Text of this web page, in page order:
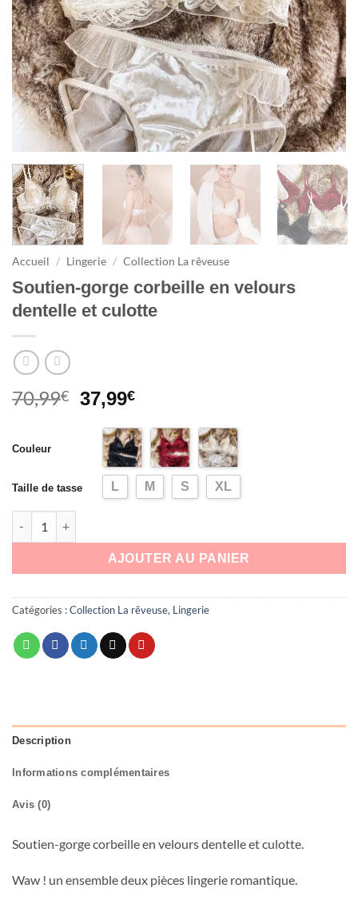
Accueil / Lingerie / Collection La rêveuse
Soutien-gorge corbeille en velours
dentelle et culotte
70,99€
Le
prix
initial
était :
70,99€.
37,99€Le
actuel
est :
37,99€.
Couleur
Taille de tasse L M S XL
AJOUTER AU PANIER
Catégories :Collection La rêveuse, Lingerie
Description
Informations complémentaires
Avis (0)
Soutien-gorge corbeille en velours dentelle et culotte.
Waw ! un ensemble deux pièces lingerie romantique.